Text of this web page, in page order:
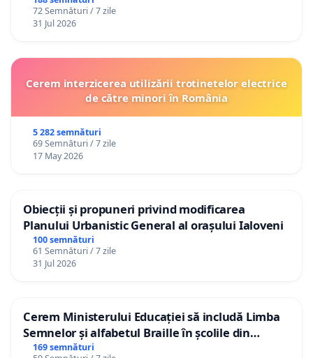
72 Semnături / 7 zile
31 Jul 2026
Cerem interzicerea utilizării trotinetelor electrice
de către minori în România
5 282 semnături
69 Semnături / 7 zile
17 May 2026
Obiecții și propuneri privind modificarea
Planului Urbanistic General al orașului Ialoveni
100 semnături
61 Semnături / 7 zile
31 Jul 2026
Cerem Ministerului Educației să includă Limba
Semnelor și alfabetul Braille în școlile din
Republica Moldova!
169 semnături